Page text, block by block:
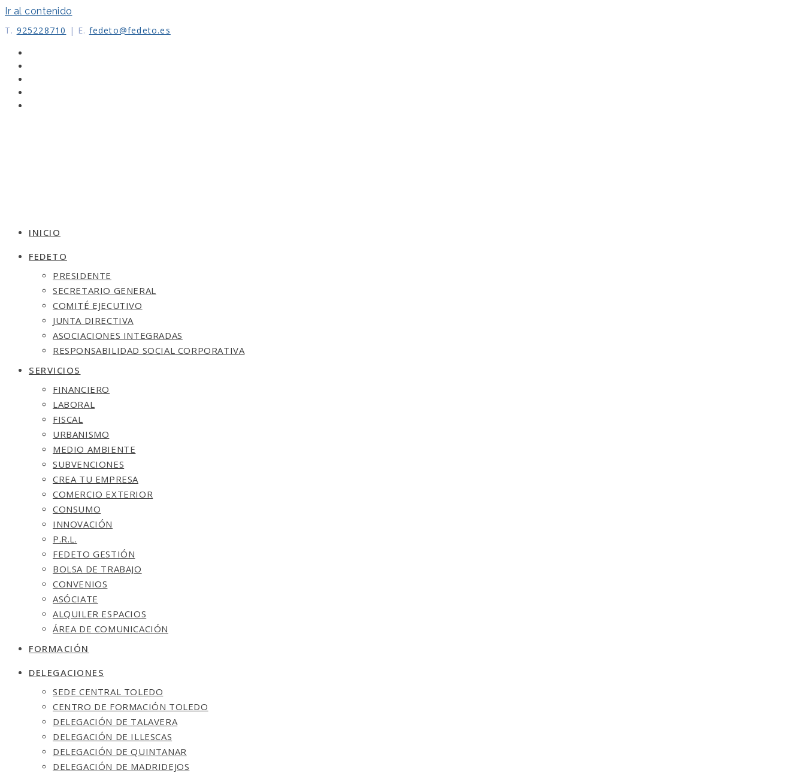
Ir al contenido
T. 925228710 | E. fedeto@fedeto.es
INICIO
FEDETO
PRESIDENTE
SECRETARIO GENERAL
COMITÉ EJECUTIVO
JUNTA DIRECTIVA
ASOCIACIONES INTEGRADAS
RESPONSABILIDAD SOCIAL CORPORATIVA
SERVICIOS
FINANCIERO
LABORAL
FISCAL
URBANISMO
MEDIO AMBIENTE
SUBVENCIONES
CREA TU EMPRESA
COMERCIO EXTERIOR
CONSUMO
INNOVACIÓN
P.R.L.
FEDETO GESTIÓN
BOLSA DE TRABAJO
CONVENIOS
ASÓCIATE
ALQUILER ESPACIOS
ÁREA DE COMUNICACIÓN
FORMACIÓN
DELEGACIONES
SEDE CENTRAL TOLEDO
CENTRO DE FORMACIÓN TOLEDO
DELEGACIÓN DE TALAVERA
DELEGACIÓN DE ILLESCAS
DELEGACIÓN DE QUINTANAR
DELEGACIÓN DE MADRIDEJOS